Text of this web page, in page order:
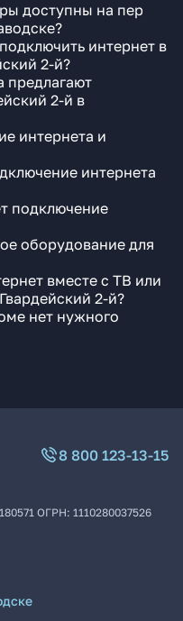
доступны на пер
интернет в
2-й?
предлагают
2-й в
интернета и
интернета
подключение
оборудование для
вместе с ТВ или
2-й?
нет нужного
8 800 123-13-15
ОГРН: 1110280037526